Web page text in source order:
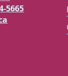
5665